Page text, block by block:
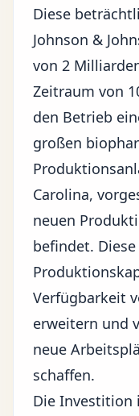
Diese
Johnson &
von 2
Zeitraum von
den Betrieb
großen
Carolina,
neuen
befindet.
Verfügbarkeit
erweitern und
neue
schaffen.
Die Investition